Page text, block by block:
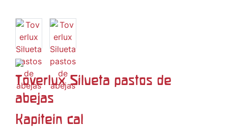
Toverlux Silueta pastos de
abejas
Kapitein cal